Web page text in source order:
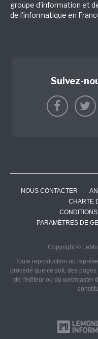
groupe d'information et
de l'informatique en
Suivez-
NOUS CONTACTER
CHARTE
PARAMÈTRES DE
Copyright ©
Toute reproduction ou
procédé que ce soit, des
de l'éditeur ou du webmaster